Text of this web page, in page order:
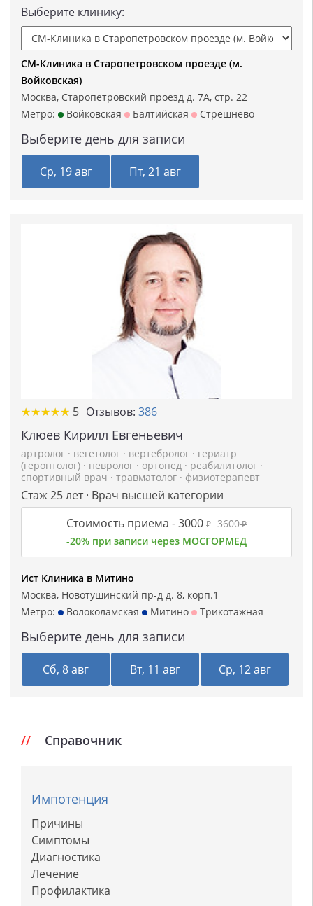
Выберите клинику:
СМ-Клиника в Старопетровском проезде (м.
Войковская)
Москва, Старопетровский проезд д. 7А, стр. 22
Метро:
Войковская Балтийская Стрешнево
Выберите день для записи
Ср, 19 авг Пт, 21 авг
★★★★★
★★★★★ 5 Отзывов: 386
Клюев Кирилл Евгеньевич
артролог · вегетолог · вертебролог · гериатр
(геронтолог) · невролог · ортопед · реабилитолог ·
спортивный врач · травматолог · физиотерапевт
Стаж 25 лет · Врач высшей категории
Стоимость приема -3000 ₽ 3600₽
-20% при записи через МОСГОРМЕД
Ист Клиника в Митино
Москва, Новотушинский пр-д д. 8, корп.1
Метро:
Волоколамская Митино Трикотажная
Выберите день для записи
Сб, 8 авг Вт, 11 авг Ср, 12 авг
Справочник
Импотенция
Причины
Симптомы
Диагностика
Лечение
Профилактика